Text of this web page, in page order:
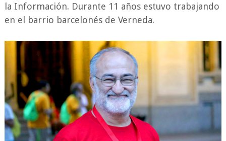
la Información. Durante 11 años estuvo trabajando
en el barrio barcelonés de Verneda.